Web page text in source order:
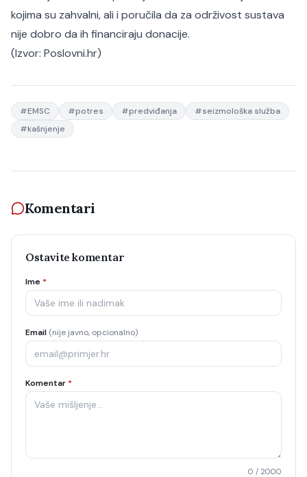
kojima su zahvalni, ali i poručila da za održivost sustava
nije dobro da ih financiraju donacije.
(Izvor: Poslovni.hr)
#EMSC #potres #predviđanja #seizmološka služba
#kašnjenje
Komentari
Ostavite komentar
Ime *
Email (nije javno, opcionalno)
Komentar *
0 / 2000